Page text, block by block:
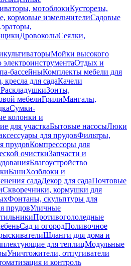
мотоблокиКусторезы,
кормовые измельчителиСадовые
ДровоколыСеялки,
Мойки высокого
Отдых и
бассейныКомплекты мебели для
кресла для садаКачели
РаскладушкиЗонты,
мебелиГрилиМангалы,
Сумки-
колонки и
для участкаБытовые насосыЛюки
для прудовФильтры,
прудовКомпрессоры для
очисткиЗапчасти и
Благоустройство
БаниХозблоки и
садаДекор для садаПочтовые
Скворечники, кормушки для
Фонтаны, скульптуры для
прудовУличные
Противогололедные
Сад и огородПоливочное
Шланги для дома и
для теплицМодульные
Уничтожители, отпугиватели
и контроль